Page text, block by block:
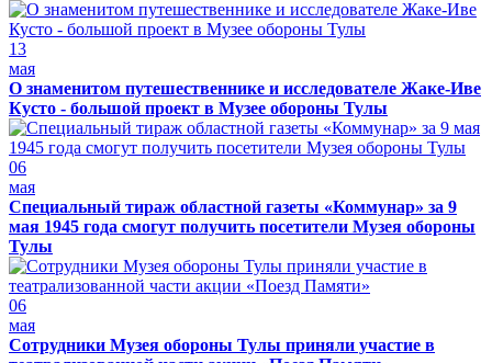
13
мая
О знаменитом путешественнике и исследователе Жаке-Иве
Кусто - большой проект в Музее обороны Тулы
06
мая
Специальный тираж областной газеты «Коммунар» за 9
мая 1945 года смогут получить посетители Музея обороны
Тулы
06
мая
Сотрудники Музея обороны Тулы приняли участие в